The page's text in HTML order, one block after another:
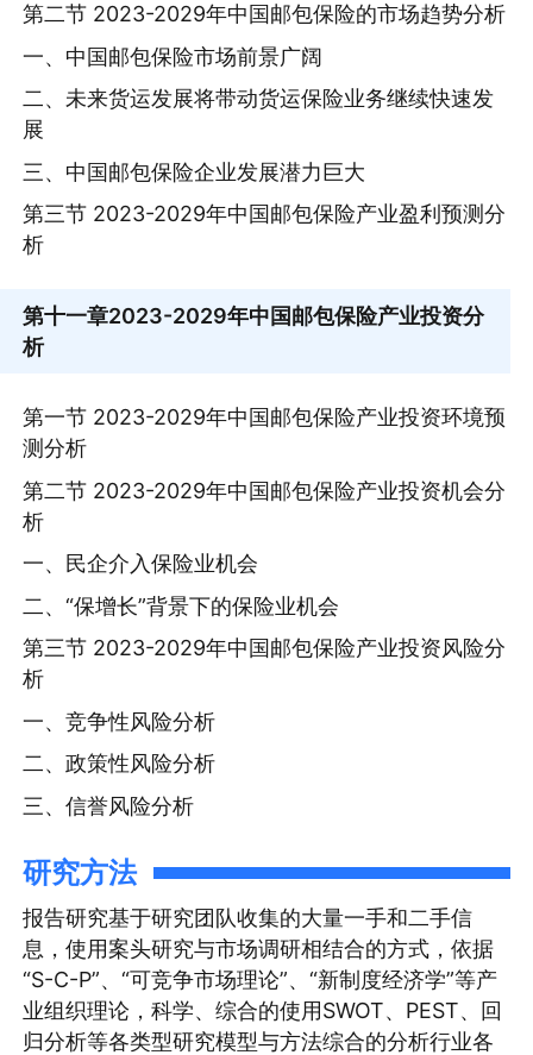
第二节 2023-2029年中国邮包保险的市场趋势分析
一、中国邮包保险市场前景广阔
二、未来货运发展将带动货运保险业务继续快速发
展
三、中国邮包保险企业发展潜力巨大
第三节 2023-2029年中国邮包保险产业盈利预测分
析
第十一章2023-2029年中国邮包保险产业投资分
析
第一节 2023-2029年中国邮包保险产业投资环境预
测分析
第二节 2023-2029年中国邮包保险产业投资机会分
析
一、民企介入保险业机会
二、“保增长”背景下的保险业机会
第三节 2023-2029年中国邮包保险产业投资风险分
析
一、竞争性风险分析
二、政策性风险分析
三、信誉风险分析
研究方法
报告研究基于研究团队收集的大量一手和二手信
息，使用案头研究与市场调研相结合的方式，依据
“S-C-P”、“可竞争市场理论”、“新制度经济学”等产
业组织理论，科学、综合的使用SWOT、PEST、回
归分析等各类型研究模型与方法综合的分析行业各